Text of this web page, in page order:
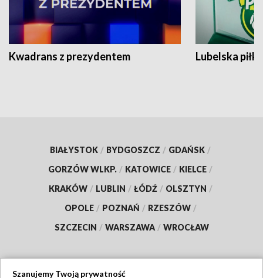
Kwadrans z prezydentem Lubelska piłka
BIAŁYSTOK / BYDGOSZCZ / GDAŃSK /
GORZÓW WLKP. / KATOWICE / KIELCE /
KRAKÓW / LUBLIN / ŁÓDŹ / OLSZTYN /
OPOLE / POZNAŃ / RZESZÓW /
SZCZECIN / WARSZAWA / WROCŁAW
Szanujemy Twoją prywatność